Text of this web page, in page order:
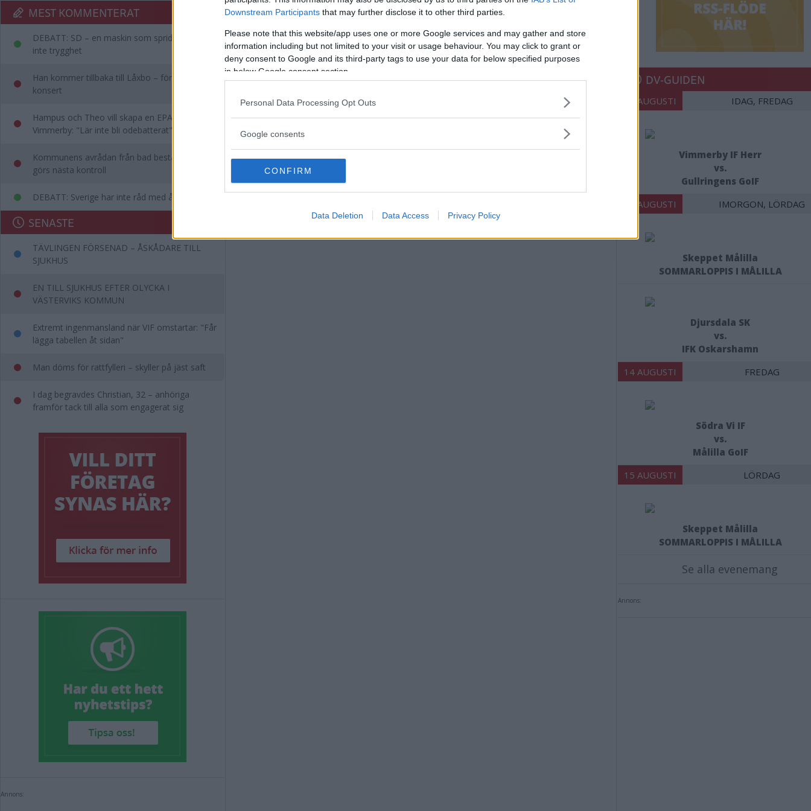
Downstream Participants that may further disclose it to other third parties.
Please note that this website/app uses one or more Google services and may gather and store
information including but not limited to your visit or usage behaviour. You may click to grant or
deny consent to Google and its third-party tags to use your data for below specified purposes
in below Google consent section.
Personal Data Processing Opt Outs
Google consents
CONFIRM
Data Deletion Data Access Privacy Policy
MEST KOMMENTERAT
DEBATT: SD – en maskin som sprider rädsla,
inte trygghet
Han kommer tillbaka till Låxbo – för egen
konsert
Hampus och Theo vill skapa en EPA-slinga i
Vimmerby: "Lär inte bli odebatterat"
Kommunens avrådan från bad består – då
görs nästa kontroll
DEBATT: Sverige har inte råd med ålderism
SENASTE
TÄVLINGEN FÖRSENAD – ÅSKÅDARE TILL
SJUKHUS
EN TILL SJUKHUS EFTER OLYCKA I
VÄSTERVIKS KOMMUN
Extremt ingenmansland när VIF omstartar: "Får
lägga tabellen åt sidan"
Man döms för rattfylleri – skyller på jäst saft
I dag begravdes Christian, 32 – anhöriga
framför tack till alla som engagerat sig
Annons:
DV-GUIDEN
07 AUGUSTI IDAG, FREDAG
Vimmerby IF Herr
vs.
Gullringens GoIF
08 AUGUSTI IMORGON, LÖRDAG
Skeppet Målilla
SOMMARLOPPIS I MÅLILLA
Djursdala SK
vs.
IFK Oskarshamn
14 AUGUSTI FREDAG
Södra Vi IF
vs.
Målilla GoIF
15 AUGUSTI LÖRDAG
Skeppet Målilla
SOMMARLOPPIS I MÅLILLA
Se alla evenemang
Annons: